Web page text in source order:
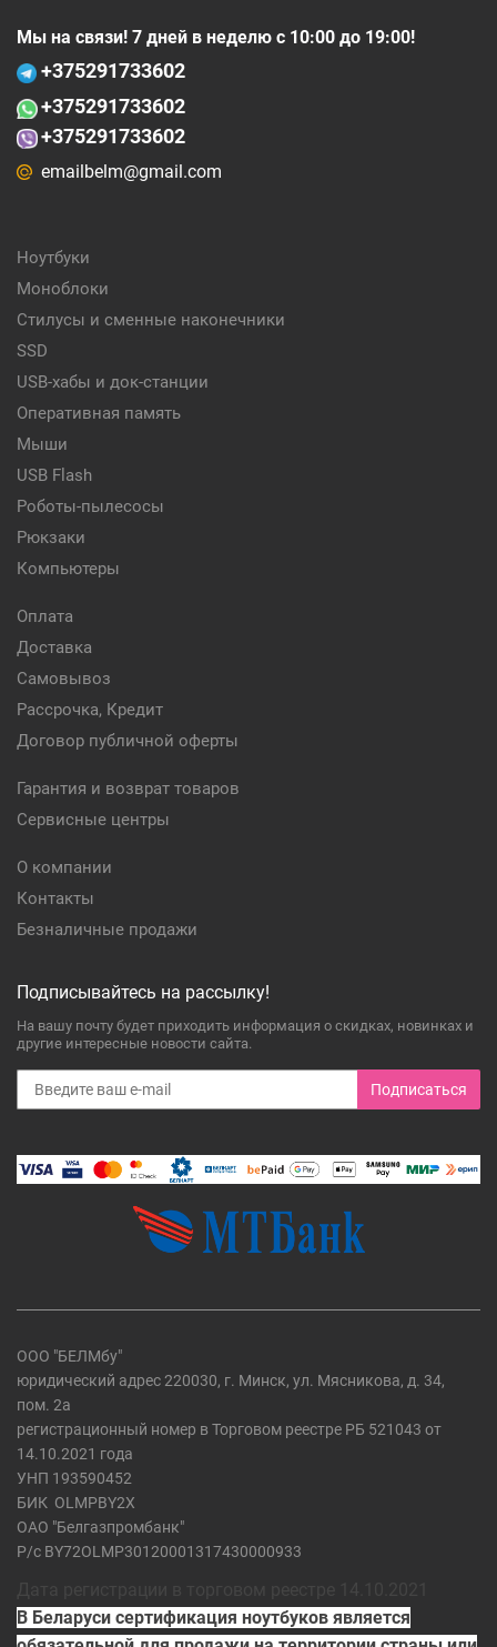
Мы на связи! 7 дней в неделю с 10:00 до 19:00!
+375291733602
+375291733602
+375291733602
emailbelm@gmail.com
Ноутбуки
Моноблоки
Стилусы и сменные наконечники
SSD
USB-хабы и док-станции
Оперативная память
Мыши
USB Flash
Роботы-пылесосы
Рюкзаки
Компьютеры
Оплата
Доставка
Самовывоз
Рассрочка, Кредит
Договор публичной оферты
Гарантия и возврат товаров
Сервисные центры
О компании
Контакты
Безналичные продажи
Подписывайтесь на рассылку!
На вашу почту будет приходить информация о скидках, новинках и
другие интересные новости сайта.
Подписаться
ООО "БЕЛМбу"
юридический адрес 220030, г. Минск, ул. Мясникова, д. 34,
пом. 2а
регистрационный номер в Торговом реестре РБ 521043 от
14.10.2021 года
УНП 193590452
БИК OLMPBY2X
ОАО "Белгазпромбанк"
Р/с BY72OLMP30120001317430000933
В Беларуси сертификация ноутбуков является